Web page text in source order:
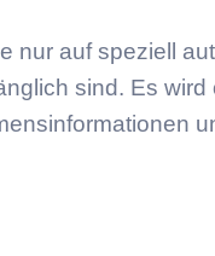
nur auf speziell
sind. Es wird